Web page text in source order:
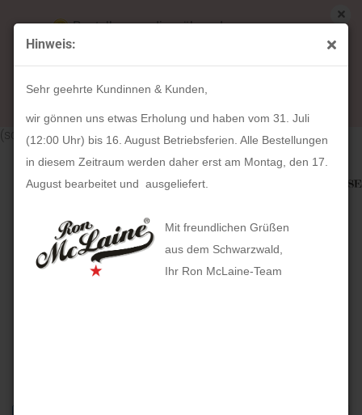
Hinweis:
Sehr geehrte Kundinnen & Kunden,
wir gönnen uns etwas Erholung und haben vom 31. Juli
(12:00 Uhr) bis 16. August Betriebsferien. Alle Bestellungen
in diesem Zeitraum werden daher erst am Montag, den 17.
August bearbeitet und ausgeliefert.
Mit freundlichen Grüßen
aus dem Schwarzwald,
Ihr Ron McLaine-Team
Bestellungen die während unserer
Betriebsferien (31. Juli ab 12:00 Uhr bis 16.
August) aufgegeben werden, werden ab Montag,
17. August bearbeitet und versendet.
weiter »
Letzter »
Artikel in dieser Kategorie
Uhrenbeweger Ambiance für 1 Uhr Echtleder Holzfurnier
(schwarz)